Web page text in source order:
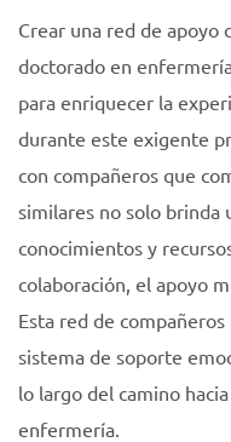
Crear una red de apoyo
doctorado en
para enriquecer la
durante este exigente
con compañeros que
similares no solo brinda
conocimientos y
colaboración, el apoyo
Esta red de
sistema de soporte
lo largo del camino
enfermería.